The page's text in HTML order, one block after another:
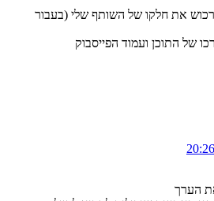
לרכוש את חלקו של השותף שלי (בעבור
של התוכן ועמוד הפייסבוק
הערך